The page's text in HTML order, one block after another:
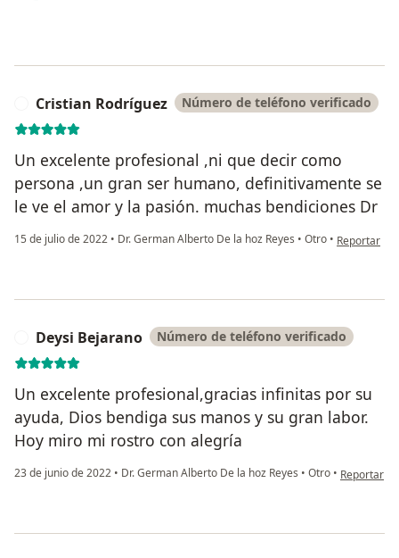
Cristian Rodríguez Número de teléfono verificado
Un excelente profesional ,ni que decir como
persona ,un gran ser humano, definitivamente se
le ve el amor y la pasión. muchas bendiciones Dr
15 de julio de 2022 • Dr. German Alberto De la hoz Reyes • Otro • en opinión
Reportar
Deysi Bejarano Número de teléfono verificado
Un excelente profesional,gracias infinitas por su
ayuda, Dios bendiga sus manos y su gran labor.
Hoy miro mi rostro con alegría
23 de junio de 2022 • Dr. German Alberto De la hoz Reyes • Otro • en opinión
Reportar